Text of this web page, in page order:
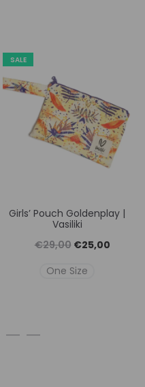
SALE
Girls’ Pouch Goldenplay |
Vasiliki
€29,00 Original
price
€25,00Η
One Size